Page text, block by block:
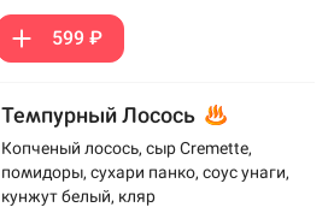
599 ₽
Темпурный Лосось
Копченый лосось, сыр Cremette,
помидоры, сухари панко, соус унаги,
кунжут белый, кляр